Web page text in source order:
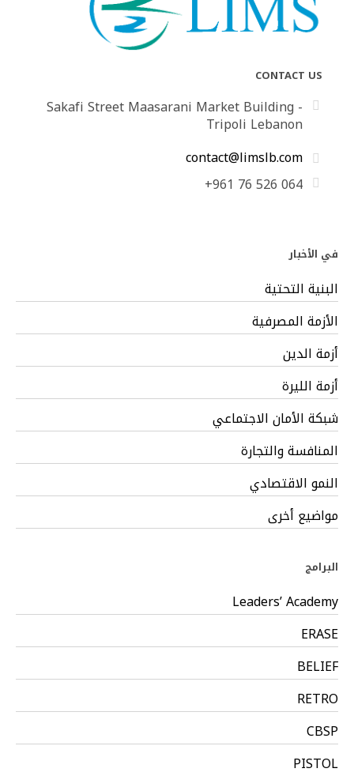
CONTACT US
Sakafi Street Maasarani Market Building -
Tripoli Lebanon
contact@limslb.com
+961 76 526 064
في الأخبار
البنية التحتية
الأزمة المصرفية
أزمة الدين
أزمة الليرة
شبكة الأمان الاجتماعي
المنافسة والتجارة
النمو الاقتصادي
مواضيع أخرى
البرامج
Leaders’ Academy
ERASE
BELIEF
RETRO
CBSP
PISTOL